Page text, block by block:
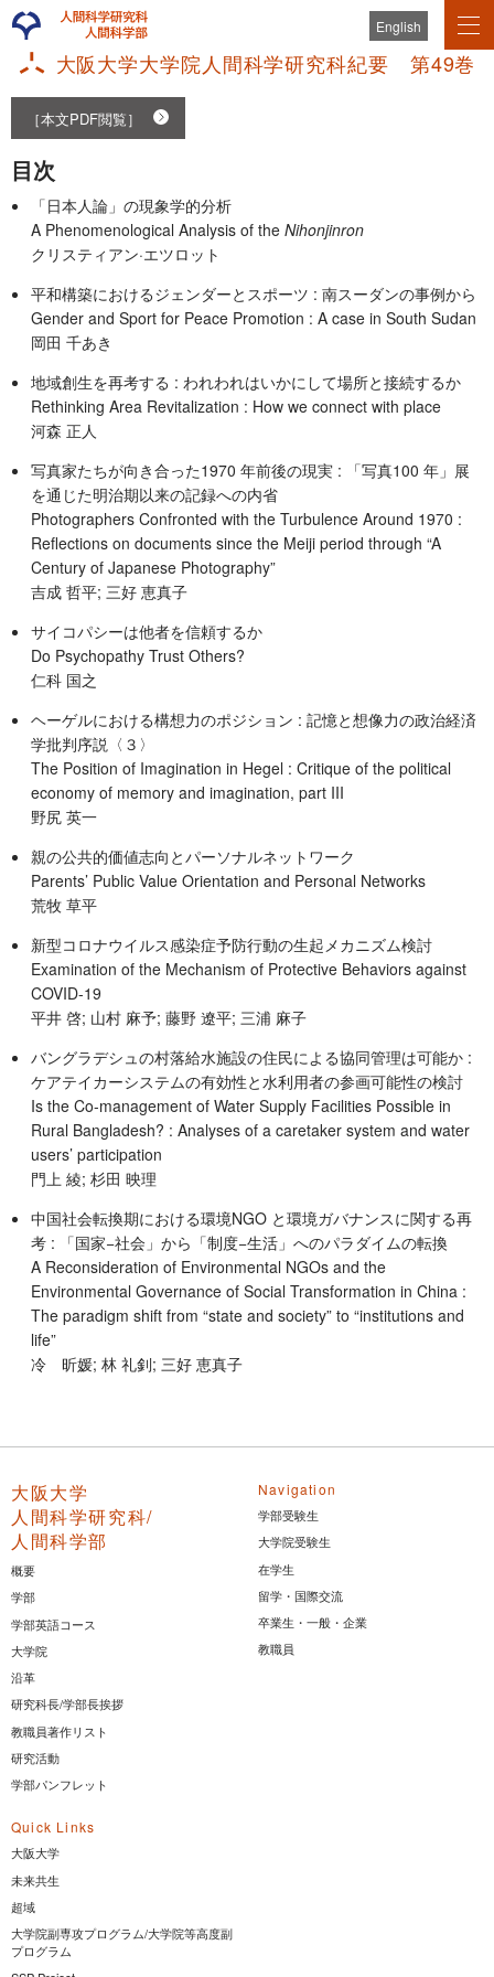
English
大阪大学大学院人間科学研究科紀要 第49巻
［本文PDF閲覧］
目次
「日本人論」の現象学的分析
A Phenomenological Analysis of the Nihonjinron
クリスティアン·エツロット
平和構築におけるジェンダーとスポーツ : 南スーダンの事例から
Gender and Sport for Peace Promotion : A case in South Sudan
岡田 千あき
地域創生を再考する : われわれはいかにして場所と接続するか
Rethinking Area Revitalization : How we connect with place
河森 正人
写真家たちが向き合った1970 年前後の現実 : 「写真100 年」展
を通じた明治期以来の記録への内省
Photographers Confronted with the Turbulence Around 1970 :
Reflections on documents since the Meiji period through “A
Century of Japanese Photography”
吉成 哲平; 三好 恵真子
サイコパシーは他者を信頼するか
Do Psychopathy Trust Others?
仁科 国之
ヘーゲルにおける構想力のポジション : 記憶と想像力の政治経済
学批判序説〈３〉
The Position of Imagination in Hegel : Critique of the political
economy of memory and imagination, part III
野尻 英一
親の公共的価値志向とパーソナルネットワーク
Parents’ Public Value Orientation and Personal Networks
荒牧 草平
新型コロナウイルス感染症予防行動の生起メカニズム検討
Examination of the Mechanism of Protective Behaviors against
COVID-19
平井 啓; 山村 麻予; 藤野 遼平; 三浦 麻子
バングラデシュの村落給水施設の住民による協同管理は可能か :
ケアテイカーシステムの有効性と水利用者の参画可能性の検討
Is the Co-management of Water Supply Facilities Possible in
Rural Bangladesh? : Analyses of a caretaker system and water
users’ participation
門上 綾; 杉田 映理
中国社会転換期における環境NGO と環境ガバナンスに関する再
考 : 「国家−社会」から「制度−生活」へのパラダイムの転換
A Reconsideration of Environmental NGOs and the
Environmental Governance of Social Transformation in China :
The paradigm shift from “state and society” to “institutions and
life”
冷 昕媛; 林 礼釗; 三好 恵真子
大阪大学
人間科学研究科/
人間科学部
概要
学部
学部英語コース
大学院
沿革
研究科長/学部長挨拶
教職員著作リスト
研究活動
学部パンフレット
Navigation
学部受験生
大学院受験生
在学生
留学・国際交流
卒業生・一般・企業
教職員
Quick Links
大阪大学
未来共生
超域
大学院副専攻プログラム/大学院等高度副
プログラム